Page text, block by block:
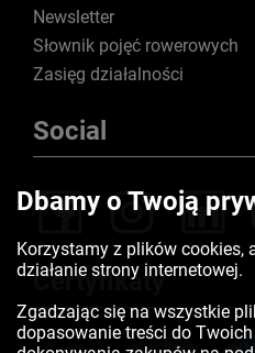
Newsletter
Słownik pojęć rowerowych
Zasięg działalności
Social
Certyfikaty
Dbamy o Twoją
Korzystamy z plików cookies,
działanie strony internetowej.
Zgadzając się na wszystkie
dopasowanie treści do